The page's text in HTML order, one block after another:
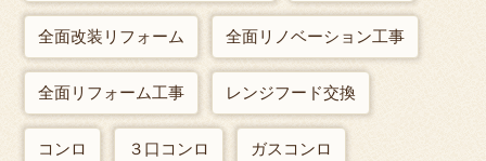
全面改装リフォーム 全面リノベーション工事
全面リフォーム工事 レンジフード交換
コンロ ３口コンロ ガスコンロ